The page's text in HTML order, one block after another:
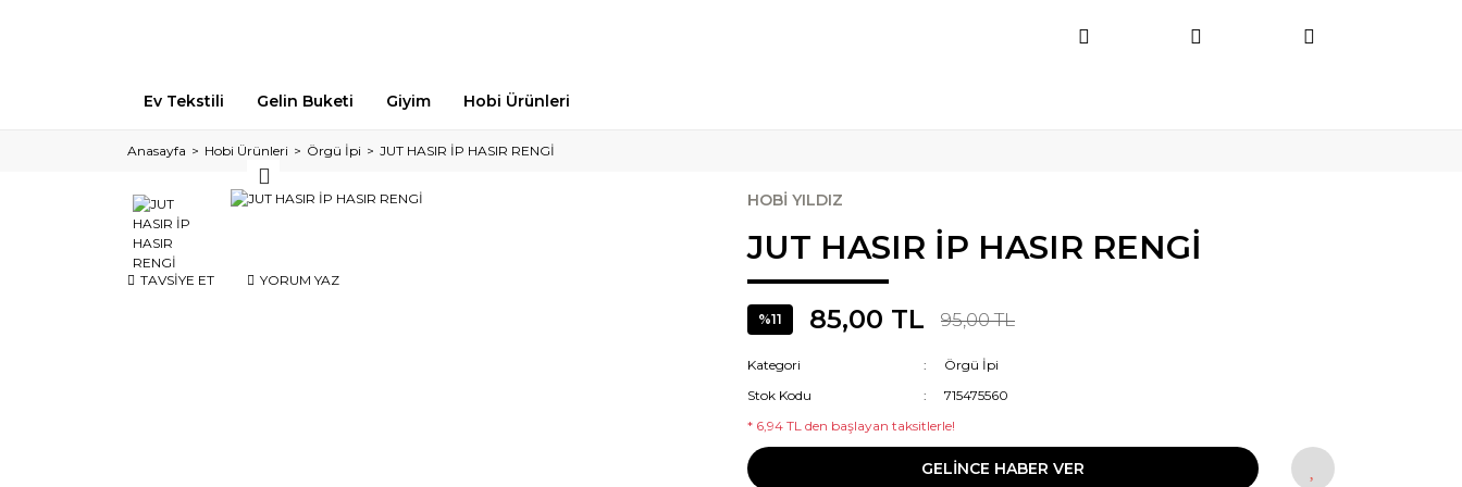
Ev Tekstili Gelin Buketi Giyim Hobi Ürünleri
Anasayfa Hobi Ürünleri Örgü İpi JUT HASIR İP HASIR RENGİ
TAVSİYE ET YORUM YAZ
HOBİ YILDIZ
JUT HASIR İP HASIR RENGİ
%11 85,00 TL 95,00 TL
Kategori
Örgü İpi
Stok Kodu
715475560
* 6,94 TL den başlayan taksitlerle!
GELİNCE HABER VER